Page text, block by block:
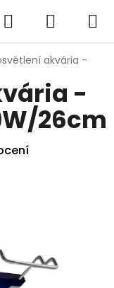
Hledat
KOŠÍK
akvária -
-
26cm